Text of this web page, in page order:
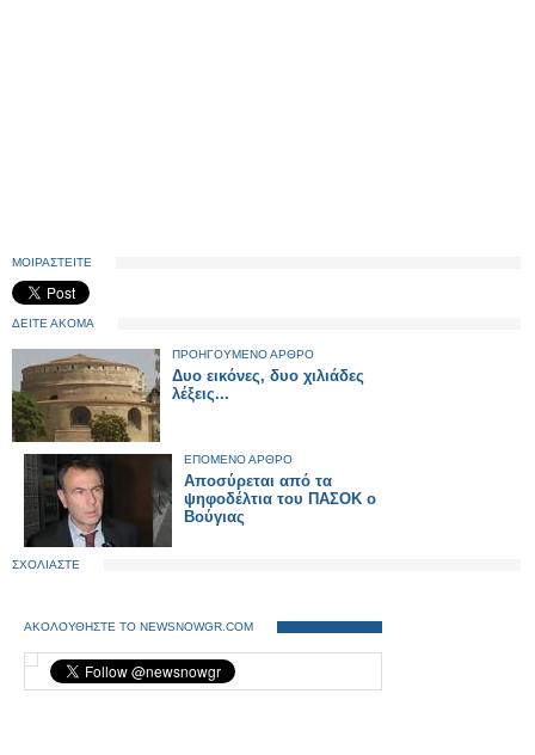
ΜΟΙΡΑΣΤΕΙΤΕ
ΔΕΙΤΕ ΑΚΟΜΑ
ΠΡΟΗΓΟΥΜΕΝΟ ΑΡΘΡΟ
Δυο εικόνες, δυο χιλιάδες
λέξεις...
ΕΠΟΜΕΝΟ ΑΡΘΡΟ
Αποσύρεται από τα
ψηφοδέλτια του ΠΑΣΟΚ ο
Βούγιας
ΣΧΟΛΙΑΣΤΕ
ΑΚΟΛΟΥΘΗΣΤΕ ΤΟ NEWSNOWGR.COM